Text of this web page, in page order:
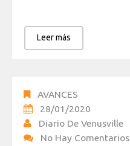
Leer más
AVANCES
28/01/2020
Diario De Venusville
No Hay Comentarios